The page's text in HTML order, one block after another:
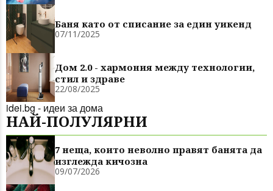
Баня като от списание за един уикенд
07/11/2025
Дом 2.0 - хармония между технологии,
стил и здраве
22/08/2025
idei.bg - идеи за дома
НАЙ-ПОЛУЛЯРНИ
7 неща, които неволно правят банята да
изглежда кичозна
09/07/2026